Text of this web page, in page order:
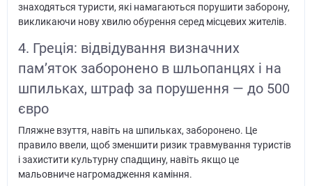
знаходяться туристи, які намагаються порушити заборону,
викликаючи нову хвилю обурення серед місцевих жителів.
4. Греція: відвідування визначних
пам’яток заборонено в шльопанцях і на
шпильках, штраф за порушення — до 500
євро
Пляжне взуття, навіть на шпильках, заборонено. Це
правило ввели, щоб зменшити ризик травмування туристів
і захистити культурну спадщину, навіть якщо це
мальовниче нагромадження каміння.